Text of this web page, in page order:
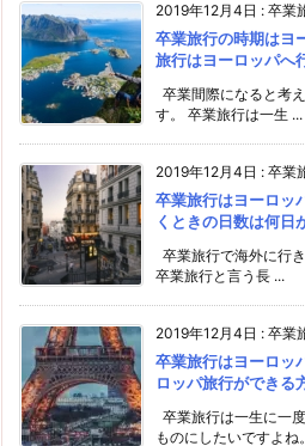
2019年12月4日 : 卒業
卒業旅行の時期はヨ
旅行はヨーロッパへ
卒業間際になると考
す。 卒業旅行は一生 ...
2019年12月4日 : 卒業
卒業旅行はヨーロッ
くときの日数は何日
卒業旅行で海外に行
卒業旅行と言う長 ...
2019年12月4日 : 卒業
卒業旅行はヨーロッ
ロッパ旅行ができる
卒業旅行は一生に一
ものにしたいですよね